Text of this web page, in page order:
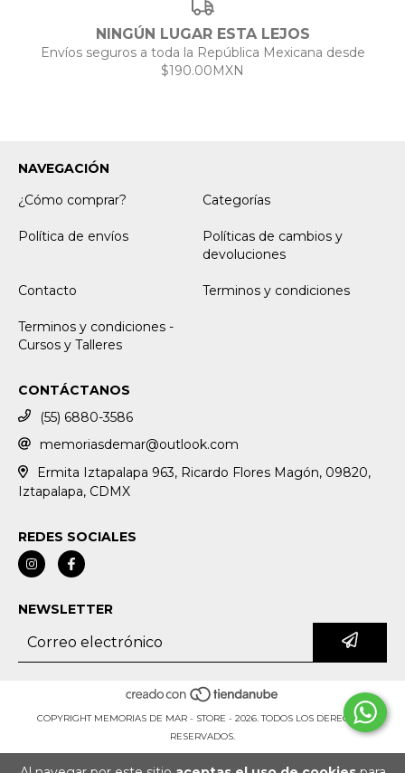
NINGÚN LUGAR ESTA LEJOS
Envíos seguros a toda la República Mexicana desde
$190.00MXN
NAVEGACIÓN
¿Cómo comprar?
Categorías
Política de envíos
Políticas de cambios y
devoluciones
Contacto Terminos y condiciones
Terminos y condiciones -
Cursos y Talleres
CONTÁCTANOS
(55) 6880-3586
memoriasdemar@outlook.com
Ermita Iztapalapa 963, Ricardo Flores Magón, 09820,
Iztapalapa, CDMX
REDES SOCIALES
NEWSLETTER
COPYRIGHT MEMORIAS DE MAR - STORE - 2026. TODOS LOS DERECHOS
RESERVADOS.